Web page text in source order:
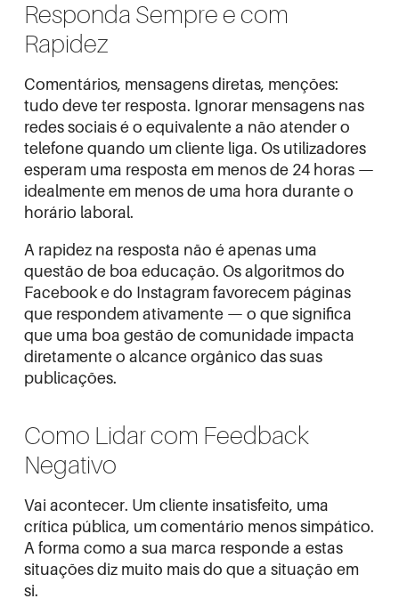
Responda Sempre e com
Rapidez
Comentários, mensagens diretas, menções:
tudo deve ter resposta. Ignorar mensagens nas
redes sociais é o equivalente a não atender o
telefone quando um cliente liga. Os utilizadores
esperam uma resposta em menos de 24 horas —
idealmente em menos de uma hora durante o
horário laboral.
A rapidez na resposta não é apenas uma
questão de boa educação. Os algoritmos do
Facebook e do Instagram favorecem páginas
que respondem ativamente — o que significa
que uma boa gestão de comunidade impacta
diretamente o alcance orgânico das suas
publicações.
Como Lidar com Feedback
Negativo
Vai acontecer. Um cliente insatisfeito, uma
crítica pública, um comentário menos simpático.
A forma como a sua marca responde a estas
situações diz muito mais do que a situação em
si.